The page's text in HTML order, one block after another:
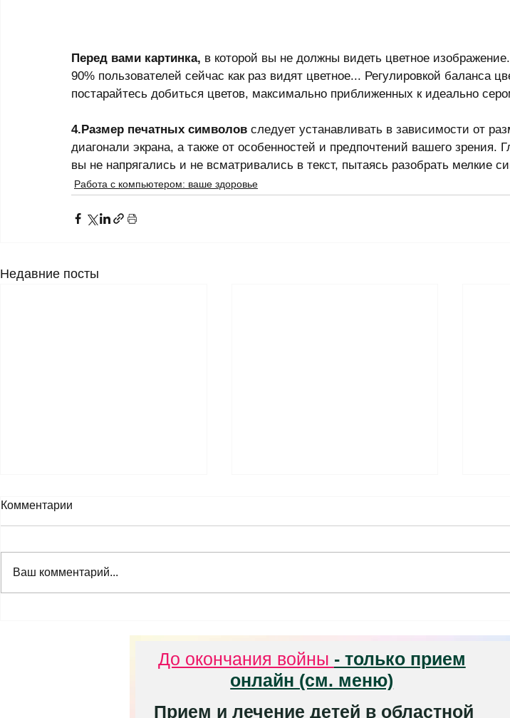
Перед вами картинка, в которой вы не должны видеть цветное
90% пользователей сейчас как раз видят цветное... Регулировкой баланса
постарайтесь добиться цветов, максимально приближенных к идеально
4.Размер печатных символов следует устанавливать в зависимости от
диагонали экрана, а также от особенностей и предпочтений вашего зрения.
вы не напрягались и не всматривались в текст, пытаясь разобрать мелкие
Работа с компьютером: ваше здоровье
Недавние посты
оборудование рабочего
(монитора) и др. для
Комментарии
Ваш комментарий...
До окончания войны - только прием
онлайн (см. меню)
Прием и лечение детей в областной